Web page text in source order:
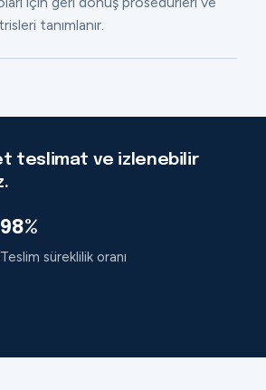
tanımlanır.
teslimat ve izlenebilir
98%
Teslim süreklilik oranı